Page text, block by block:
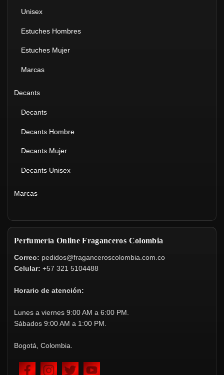
Unisex
Estuches Hombres
Estuches Mujer
Marcas
Decants
Decants
Decants Hombre
Decants Mujer
Decants Unisex
Marcas
Perfumería Online Fraganceros Colombia
Correo: pedidos@fraganceroscolombia.com.co
Celular: +57 321 5104488
Horario de atención:
Lunes a viernes 9:00 AM a 6:00 PM.
Sábados 9:00 AM a 1:00 PM.
Bogotá, Colombia.